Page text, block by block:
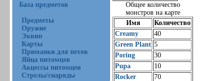
База предметов
Предметы
Оружие
Эквип
Карты
Приманки для петов
Яйца питомцев
Акцессы питомцев
Стрелы/снаряды
Общее количество
монстров на карте
Имя
Количество
Creamy
40
Green Plant 5
Poring
30
Pupa
10
Rocker
70